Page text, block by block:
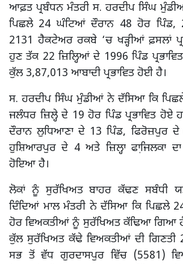
ਆਫ਼ਤ ਪ੍ਰਬੰਧਨ ਮੰਤਰੀ ਸ. ਹਰਦੀਪ ਸਿੰਘ
ਪਿਛਲੇ 24 ਘੰਟਿਆਂ ਦੌਰਾਨ 48 ਹੋਰ ਪਿੰਡ,
2131 ਹੈਕਟੇਅਰ ਰਕਬੇ ‘ਚ ਖੜ੍ਹੀਆਂ ਫ਼ਸਲਾਂ
ਹੁਣ ਤੱਕ 22 ਜ਼ਿਲ੍ਹਿਆਂ ਦੇ 1996 ਪਿੰਡ
ਕੁੱਲ 3,87,013 ਆਬਾਦੀ ਪ੍ਰਭਾਵਿਤ ਹੋਈ ਹੈ।
ਸ. ਹਰਦੀਪ ਸਿੰਘ ਮੁੰਡੀਆਂ ਨੇ ਦੱਸਿਆ ਕਿ
ਜਲੰਧਰ ਜ਼ਿਲ੍ਹੇ ਦੇ 19 ਹੋਰ ਪਿੰਡ ਪ੍ਰਭਾਵਿਤ
ਦੌਰਾਨ ਲੁਧਿਆਣਾ ਦੇ 13 ਪਿੰਡ, ਫਿਰੋਜ਼ਪੁਰ ਦੇ
ਹੁਸ਼ਿਆਰਪੁਰ ਦੇ 4 ਅਤੇ ਜ਼ਿਲ੍ਹਾ ਫਾਜਿ਼ਲਕਾ
ਹੋਇਆ ਹੈ।
ਲੋਕਾਂ ਨੂੰ ਸੁਰੱਖਿਅਤ ਬਾਹਰ ਕੱਢਣ ਸਬੰਧੀ
ਦਿੰਦਿਆਂ ਮਾਲ ਮੰਤਰੀ ਨੇ ਦੱਸਿਆ ਕਿ ਪਿਛਲੇ
ਹੋਰ ਵਿਅਕਤੀਆਂ ਨੂੰ ਸੁਰੱਖਿਅਤ ਕੱਢਿਆ ਗਿਆ
ਕੁੱਲ ਸੁਰੱਖਿਅਤ ਕੱਢੇ ਵਿਅਕਤੀਆਂ ਦੀ
ਸਭ ਤੋਂ ਵੱਧ ਗੁਰਦਾਸਪੁਰ ਵਿੱਚ (5581)